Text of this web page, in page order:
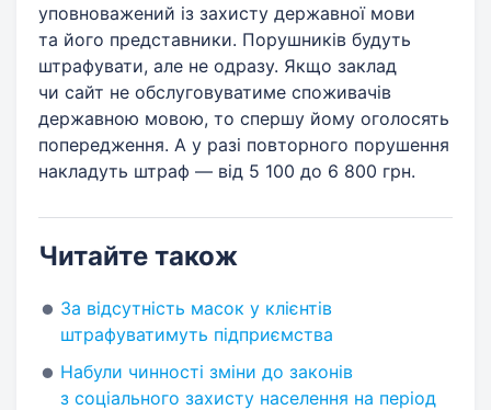
уповноважений із захисту державної мови
та його представники. Порушників будуть
штрафувати, але не одразу. Якщо заклад
чи сайт не обслуговуватиме споживачів
державною мовою, то спершу йому оголосять
попередження. А у разі повторного порушення
накладуть штраф — від 5 100 до 6 800 грн.
Читайте також
За відсутність масок у клієнтів
штрафуватимуть підприємства
Набули чинності зміни до законів
з соціального захисту населення на період